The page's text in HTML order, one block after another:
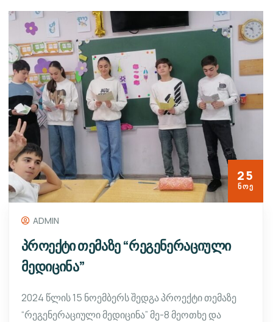
25
ᲜᲝᲔ
ADMIN
პროექტი თემაზე “რეგენერაციული
მედიცინა”
2024 წლის 15 ნოემბერს შედგა პროექტი თემაზე
“რეგენერაციული მედიცინა” მე-8 მეოთხე და